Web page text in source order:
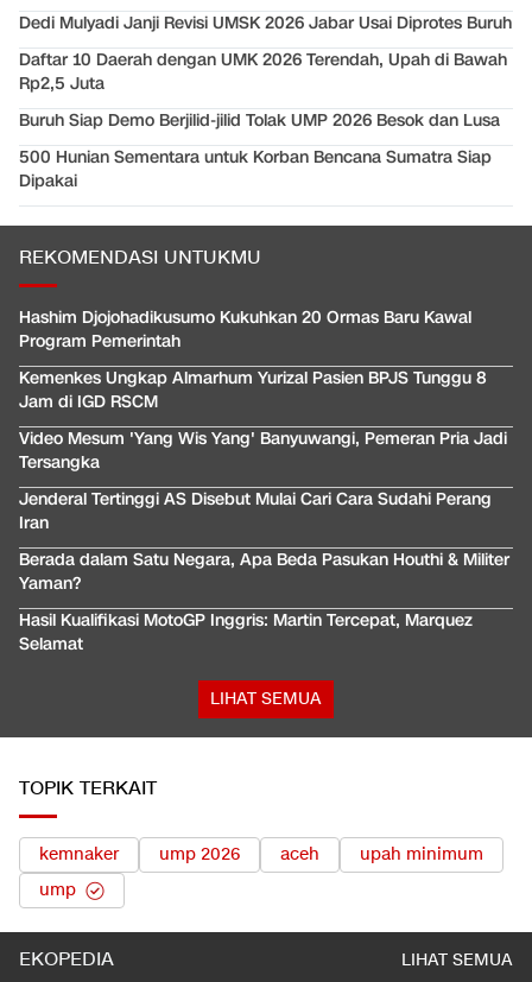
Dedi Mulyadi Janji Revisi UMSK 2026 Jabar Usai Diprotes Buruh
Daftar 10 Daerah dengan UMK 2026 Terendah, Upah di Bawah
Rp2,5 Juta
Buruh Siap Demo Berjilid-jilid Tolak UMP 2026 Besok dan Lusa
500 Hunian Sementara untuk Korban Bencana Sumatra Siap
Dipakai
REKOMENDASI UNTUKMU
Hashim Djojohadikusumo Kukuhkan 20 Ormas Baru Kawal
Program Pemerintah
Kemenkes Ungkap Almarhum Yurizal Pasien BPJS Tunggu 8
Jam di IGD RSCM
Video Mesum 'Yang Wis Yang' Banyuwangi, Pemeran Pria Jadi
Tersangka
Jenderal Tertinggi AS Disebut Mulai Cari Cara Sudahi Perang
Iran
Berada dalam Satu Negara, Apa Beda Pasukan Houthi & Militer
Yaman?
Hasil Kualifikasi MotoGP Inggris: Martin Tercepat, Marquez
Selamat
LIHAT SEMUA
TOPIK TERKAIT
kemnaker ump 2026 aceh
upah minimum
ump
EKOPEDIA LIHAT SEMUA